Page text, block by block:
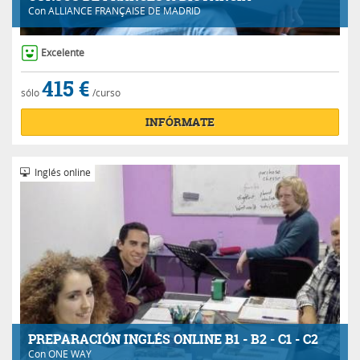
ConALLIANCE FRANÇAISE DE MADRID
Excelente
sólo415 € /curso
INFÓRMATE
PREPARACIÓN INGLÉS ONLINE B1 - B2 - C1 - C2
ConONE WAY
Inglés online